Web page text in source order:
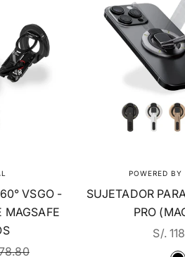
VSGO -
MAGSAFE
REGULAR
POWERED
SUJETADOR
PRO
EN
S/.